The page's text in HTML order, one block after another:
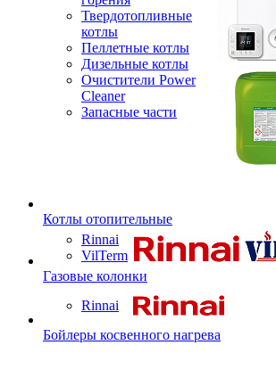
Твердотопливные
котлы
Пеллетные котлы
Дизельные котлы
Очистители Power
Cleaner
Запасные части
Котлы отопительные
Rinnai
VilTerm
Газовые колонки
Rinnai
Бойлеры косвенного нагрева